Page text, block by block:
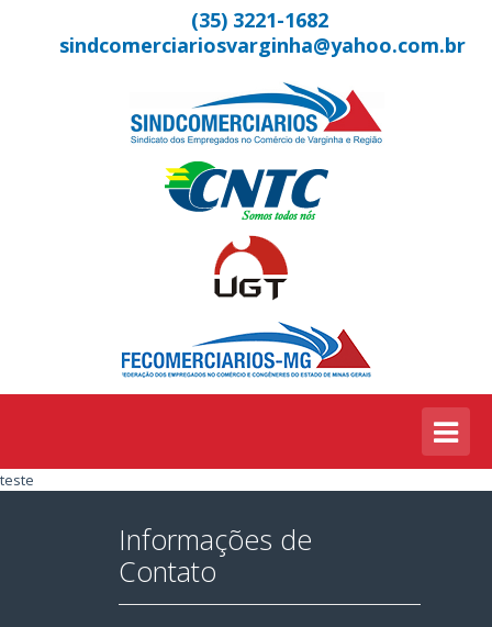
(35) 3221-1682
sindcomerciariosvarginha@yahoo.com.br
teste
Informações de
Contato